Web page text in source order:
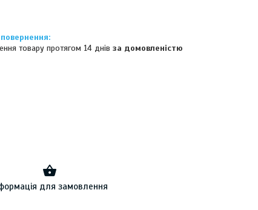
товару протягом 14 днівза домовленістю
для замовлення